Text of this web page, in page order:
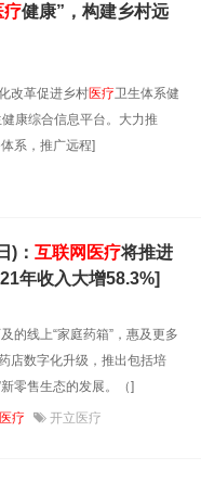
疗健康”，构建乡村远
改革促进乡村医疗卫生体系健
康综合信息平台。大力推
系，推广远程]
)： 互联网 医疗将推进
年收入大增58.3%]
的线上“家庭药箱”，惠及更多
店数字化升级，推出包括培
新零售生态的发展。（]
疗 开立医疗